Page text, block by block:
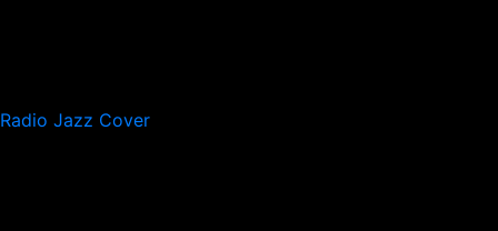
Radio Jazz Cover